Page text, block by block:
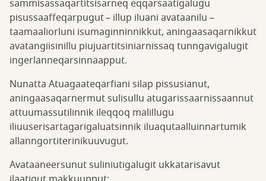
sammisassaqartitsisarneq eqqarsaatigalugu
pisussaaffeqarpugut– illup iluani avataanilu –
taamaaliorluni isumaginninnikkut, aningaasaqarnikkut
avatangiisinillu piujuartitsiniarnissaq tunngavigalugit
ingerlanneqarsinnaapput.
Nunatta Atuagaateqarfiani silap pissusianut,
aningaasaqarnermut sulisullu atugarissaarnissaannut
attuumassutilinnik ileqqoq malillugu
iliuuserisartagarigaluatsinnik iluaqutaalluinnartumik
allanngortiterinikuuvugut.
Avataaneersunut suliniutigalugit ukkatarisavut